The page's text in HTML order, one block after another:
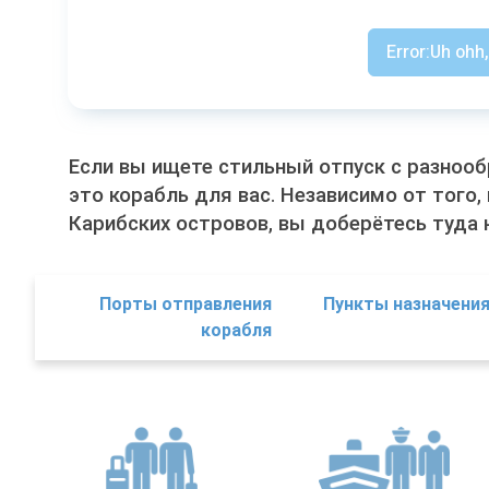
Error:Uh
Если вы ищете стильный отпуск с
это корабль для вас. Независимо от
Карибских островов, вы доберётесь туда
Порты отправления
корабля
Пункты